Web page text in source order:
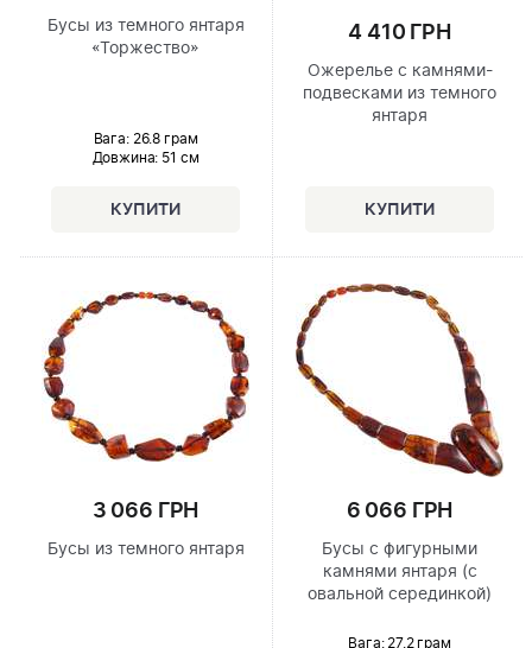
Бусы из темного янтаря
«Торжество»
Вага: 26.8 грам
Довжина: 51 см
4 410 ГРН
Ожерелье с камнями-
подвесками из темного
янтаря
3 066 ГРН
Бусы из темного янтаря
6 066 ГРН
Бусы с фигурными
камнями янтаря (с
овальной серединкой)
Вага: 27.2 грам